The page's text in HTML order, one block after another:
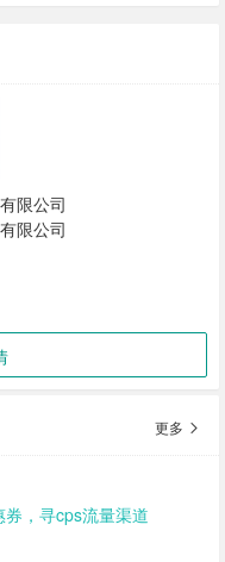
限公司
限公司
更多
券，寻cps流量渠道